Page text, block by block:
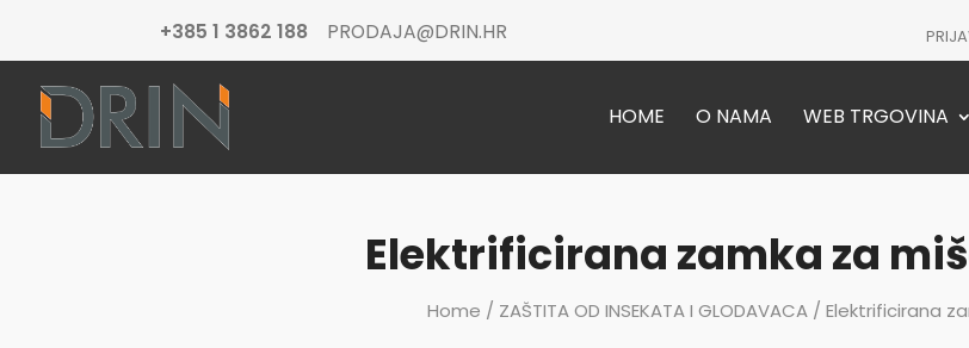
+385 1 3862 188 PRODAJA@DRIN.HR
HOME O NAMA WEB TRGOVINA
Elektrificirana zamka za
Home / ZAŠTITA OD INSEKATA I GLODAVACA/ Elektrificirana